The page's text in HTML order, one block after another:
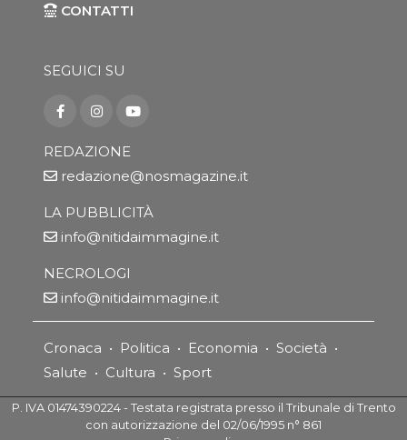
CONTATTI
SEGUICI SU
REDAZIONE
redazione@nosmagazine.it
LA PUBBLICITÀ
info@nitidaimmagine.it
NECROLOGI
info@nitidaimmagine.it
Cronaca • Politica • Economia • Società •
Salute • Cultura • Sport
P. IVA 01474390224 - Testata registrata presso il Tribunale di Trento
con autorizzazione del 02/06/1995 n° 861